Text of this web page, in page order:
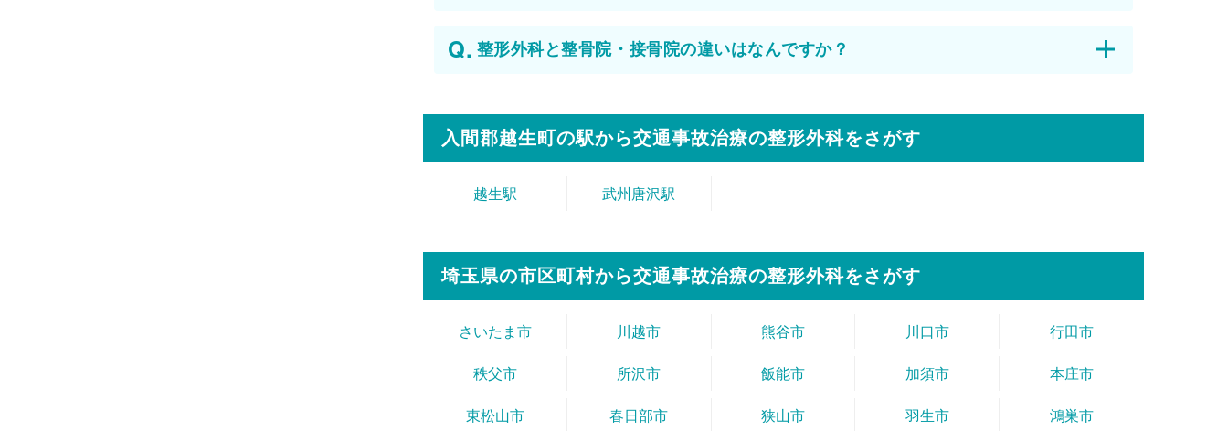
整形外科と整骨院・接骨院の違いはなんですか？
入間郡越生町の駅から交通事故治療の整形外科をさがす
越生駅 武州唐沢駅
埼玉県の市区町村から交通事故治療の整形外科をさがす
さいたま市 川越市 熊谷市 川口市 行田市
秩父市 所沢市 飯能市 加須市 本庄市
東松山市 春日部市 狭山市 羽生市 鴻巣市